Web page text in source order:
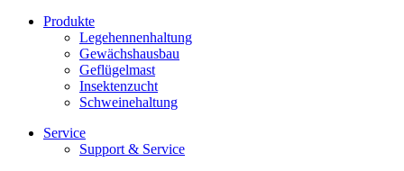
Produkte
Legehennenhaltung
Gewächshausbau
Geflügelmast
Insektenzucht
Schweinehaltung
Service
Support & Service